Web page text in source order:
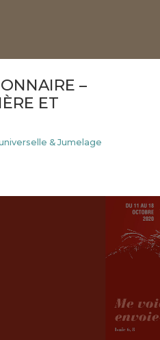
–
ET
& Jumelage